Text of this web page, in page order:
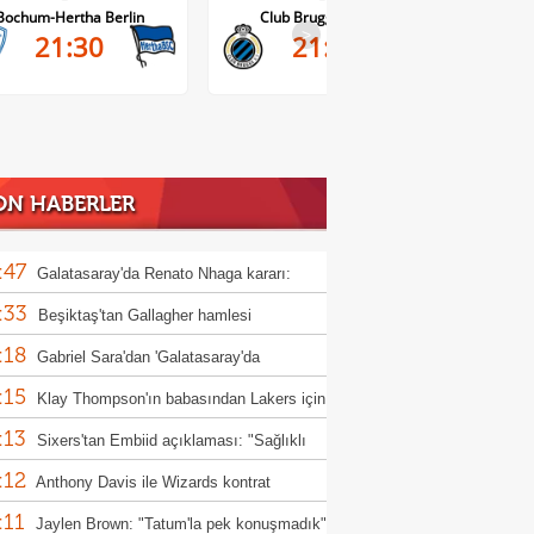
Club Brugge-Kortrijk
21:45
Altach-WSG Tirol
20:30
>
HABERLER
Galatasaray'da Renato Nhaga kararı:
yasağı
Beşiktaş'tan Gallagher hamlesi
Gabriel Sara'dan 'Galatasaray'da
mesajı!
Klay Thompson'ın babasından Lakers için
çabasıSixers'tan Embiid açıklaması: "Sağlıklı
motive"
Anthony Davis ile Wizards kontrat
erteledi
Jaylen Brown: "Tatum'la pek konuşmadık"